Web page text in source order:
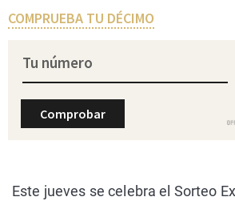
Este jueves se celebra el Sorteo